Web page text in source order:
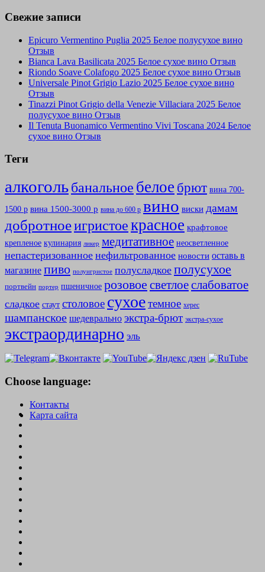
Свежие записи
Epicuro Vermentino Puglia 2025 Белое полусухое вино
Отзыв
Bianca Lava Basilicata 2025 Белое сухое вино Отзыв
Riondo Soave Colafogo 2025 Белое сухое вино Отзыв
Universale Pinot Grigio Lazio 2025 Белое сухое вино
Отзыв
Tinazzi Pinot Grigio della Venezie Villaciara 2025 Белое
полусухое вино Отзыв
Il Tenuta Buonamico Vermentino Vivi Toscana 2024 Белое
сухое вино Отзыв
Теги
алкогольбанальное белое брют вина 700-
1500 р вина 1500-3000 р вина до 600 р вино виски дамам
добротноеигристоекрасное крафтовое
крепленое кулинария ликер медитативное неосветленное
непастеризованное нефильтрованное новости оставь в
магазине пиво полуигристое полусладкое полусухое
портвейн портер пшеничное розовое светлоеслабоватое
сладкое стаут столовое сухоетемное херес
шампанское шедеврально экстра-брют экстра-сухое
экстраординарно эль
Choose language:
Контакты
Карта сайта